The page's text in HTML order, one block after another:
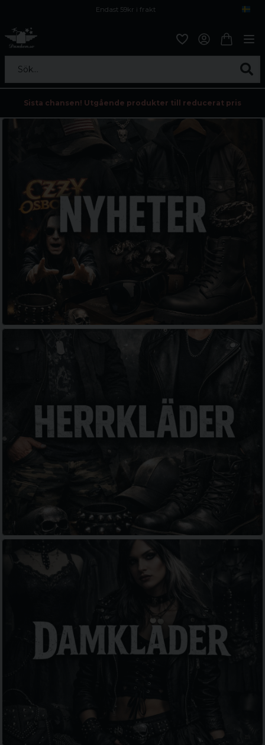
Endast 59kr i frakt
Sök...
Sista chansen! Utgående produkter till reducerat pris